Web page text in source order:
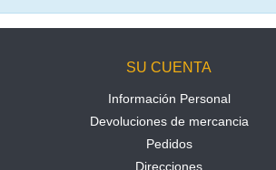
SU CUENTA
Información Personal
Devoluciones de mercancia
Pedidos
Direcciones